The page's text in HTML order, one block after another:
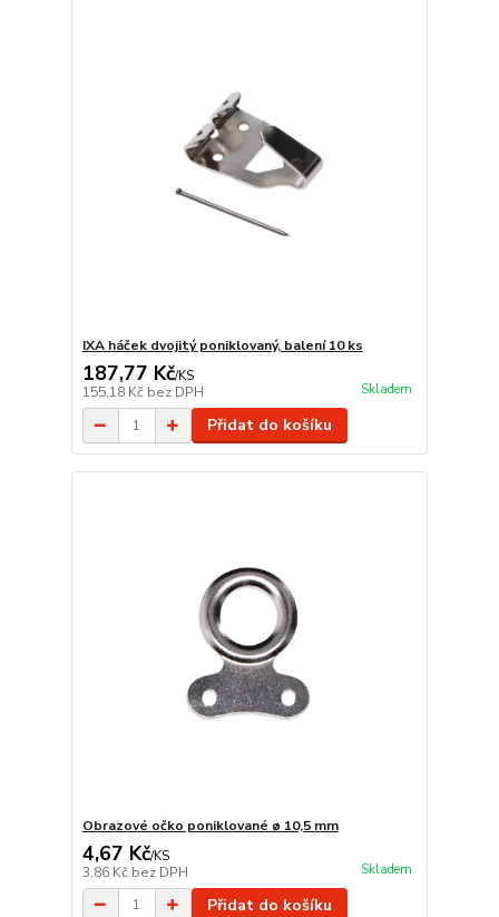
IXA háček dvojitý poniklovaný, balení 10 ks
187,77 Kč/KS
155,18 Kč bez DPH Skladem
Přidat do košíku
Obrazové očko poniklované ø 10,5 mm
4,67 Kč/KS
3,86 Kč bez DPH Skladem
Přidat do košíku